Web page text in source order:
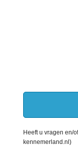
Heeft u vragen en/
kennemerland.nl)